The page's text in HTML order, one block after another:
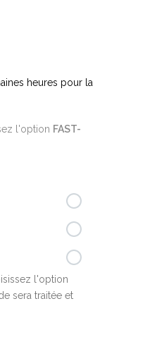
heures pour la
l'option FAST-
l'option
sera traitée et